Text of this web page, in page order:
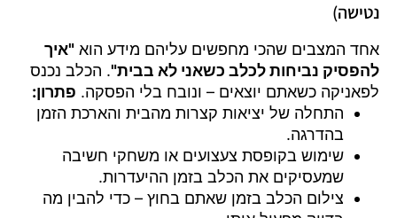
נטישה)
אחד המצבים שהכי מחפשים עליהם מידע הוא "איך
להפסיק נביחות לכלב כשאני לא בבית". הכלב נכנס
לפאניקה כשאתם יוצאים – ונובח בלי הפסקה. פתרון:
התחלה של יציאות קצרות מהבית והארכת הזמן
בהדרגה.
שימוש בקופסת צעצועים או משחקי חשיבה
שמעסיקים את הכלב בזמן ההיעדרות.
צילום הכלב בזמן שאתם בחוץ – כדי להבין מה